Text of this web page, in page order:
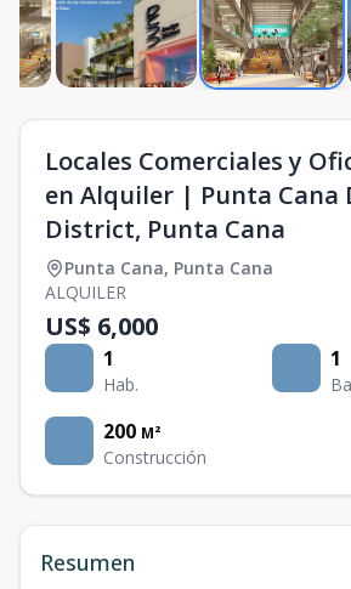
Locales Comerciales y
en Alquiler | Punta Cana
District, Punta Cana
Punta Cana, Punta Cana
ALQUILER
US$ 6,000
1
Hab.
1
200 M²
Construcción
Resumen